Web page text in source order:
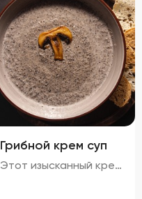
Грибной крем суп
Этот изысканный крем-суп отличается гладкой, бархатистой текстурой, которая обволакивает ваши вкусовые рецепторы. Насыщенный аромат грибов сочетается с мягкими сливочными нотами, создавая гармоничное сочетание вкусов. Поверхность крема украшена капельками зелёного масла и мелко нарезанной зеленью, что добавляет блюду утончённости. Подается с хрустящими гренками, идеально дополняющими нежную текстуру супа.